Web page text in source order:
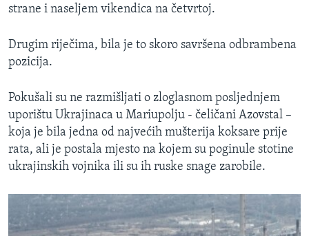
strane i naseljem vikendica na četvrtoj.
Drugim riječima, bila je to skoro savršena odbrambena
pozicija.
Pokušali su ne razmišljati o zloglasnom posljednjem
uporištu Ukrajinaca u Mariupolju - čeličani Azovstal –
koja je bila jedna od najvećih mušterija koksare prije
rata, ali je postala mjesto na kojem su poginule stotine
ukrajinskih vojnika ili su ih ruske snage zarobile.